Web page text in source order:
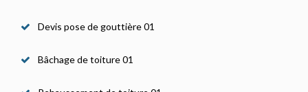
Devis pose de gouttière 01
Bâchage de toiture 01